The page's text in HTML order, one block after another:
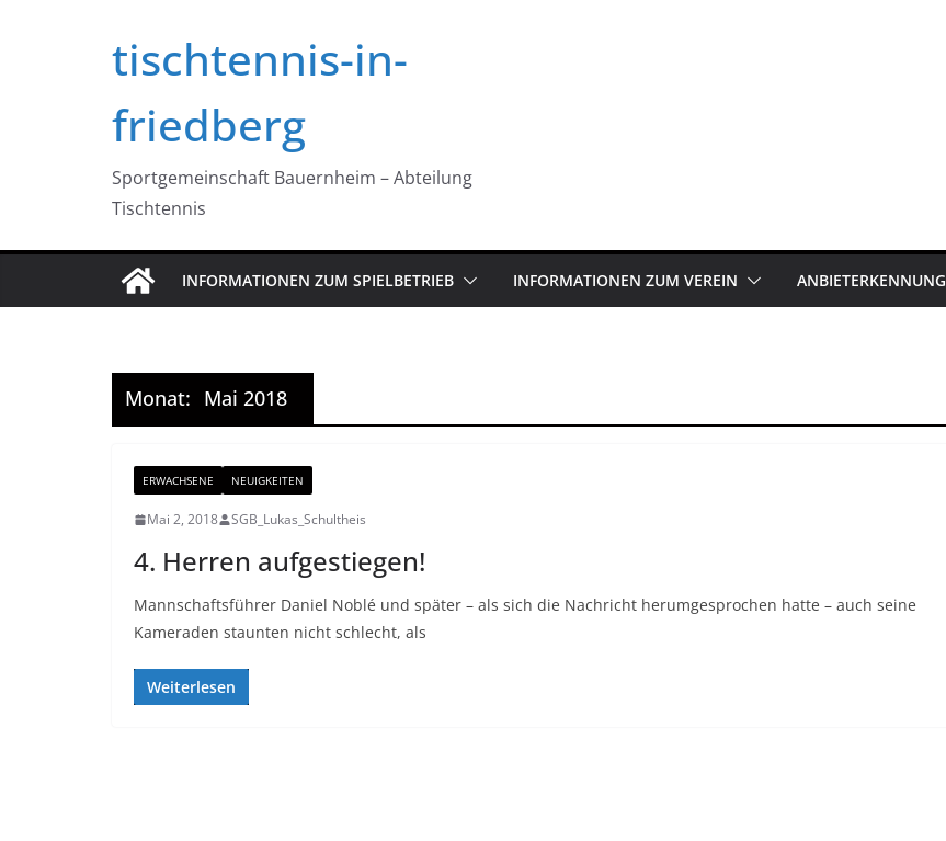
tischtennis-in-
friedberg
Sportgemeinschaft Bauernheim – Abteilung
Tischtennis
INFORMATIONEN ZUM SPIELBETRIEB INFORMATIONEN ZUM VEREIN ANBIETERKENNUNG
Monat: Mai 2018
ERWACHSENE NEUIGKEITEN
Mai 2, 2018 SGB_Lukas_Schultheis
4. Herren aufgestiegen!
Mannschaftsführer Daniel Noblé und später – als sich die Nachricht herumgesprochen hatte – auch seine
Kameraden staunten nicht schlecht, als
Weiterlesen